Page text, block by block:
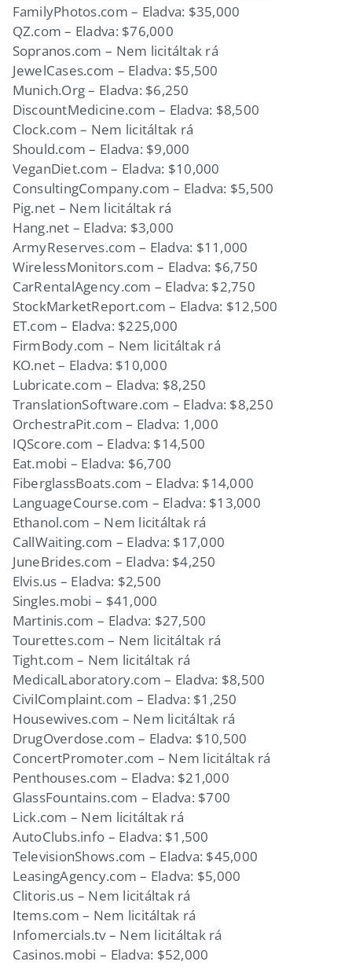
FamilyPhotos.com – Eladva: $35,000
QZ.com – Eladva: $76,000
Sopranos.com – Nem licitáltak rá
JewelCases.com – Eladva: $5,500
Munich.Org – Eladva: $6,250
DiscountMedicine.com – Eladva: $8,500
Clock.com – Nem licitáltak rá
Should.com – Eladva: $9,000
VeganDiet.com – Eladva: $10,000
ConsultingCompany.com – Eladva: $5,500
Pig.net – Nem licitáltak rá
Hang.net – Eladva: $3,000
ArmyReserves.com – Eladva: $11,000
WirelessMonitors.com – Eladva: $6,750
CarRentalAgency.com – Eladva: $2,750
StockMarketReport.com – Eladva: $12,500
ET.com – Eladva: $225,000
FirmBody.com – Nem licitáltak rá
KO.net – Eladva: $10,000
Lubricate.com – Eladva: $8,250
TranslationSoftware.com – Eladva: $8,250
OrchestraPit.com – Eladva: 1,000
IQScore.com – Eladva: $14,500
Eat.mobi – Eladva: $6,700
FiberglassBoats.com – Eladva: $14,000
LanguageCourse.com – Eladva: $13,000
Ethanol.com – Nem licitáltak rá
CallWaiting.com – Eladva: $17,000
JuneBrides.com – Eladva: $4,250
Elvis.us – Eladva: $2,500
Singles.mobi – $41,000
Martinis.com – Eladva: $27,500
Tourettes.com – Nem licitáltak rá
Tight.com – Nem licitáltak rá
MedicalLaboratory.com – Eladva: $8,500
CivilComplaint.com – Eladva: $1,250
Housewives.com – Nem licitáltak rá
DrugOverdose.com – Eladva: $10,500
ConcertPromoter.com – Nem licitáltak rá
Penthouses.com – Eladva: $21,000
GlassFountains.com – Eladva: $700
Lick.com – Nem licitáltak rá
AutoClubs.info – Eladva: $1,500
TelevisionShows.com – Eladva: $45,000
LeasingAgency.com – Eladva: $5,000
Clitoris.us – Nem licitáltak rá
Items.com – Nem licitáltak rá
Infomercials.tv – Nem licitáltak rá
Casinos.mobi – Eladva: $52,000